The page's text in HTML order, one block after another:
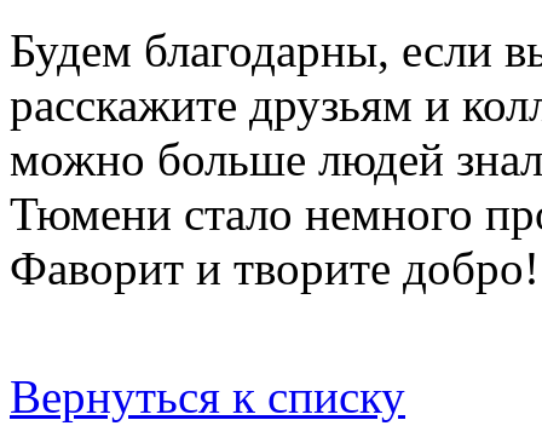
Будем благодарны, если
расскажите друзьям и
можно больше людей
Тюмени стало немного
Фаворит и творите добро!
Вернуться к списку